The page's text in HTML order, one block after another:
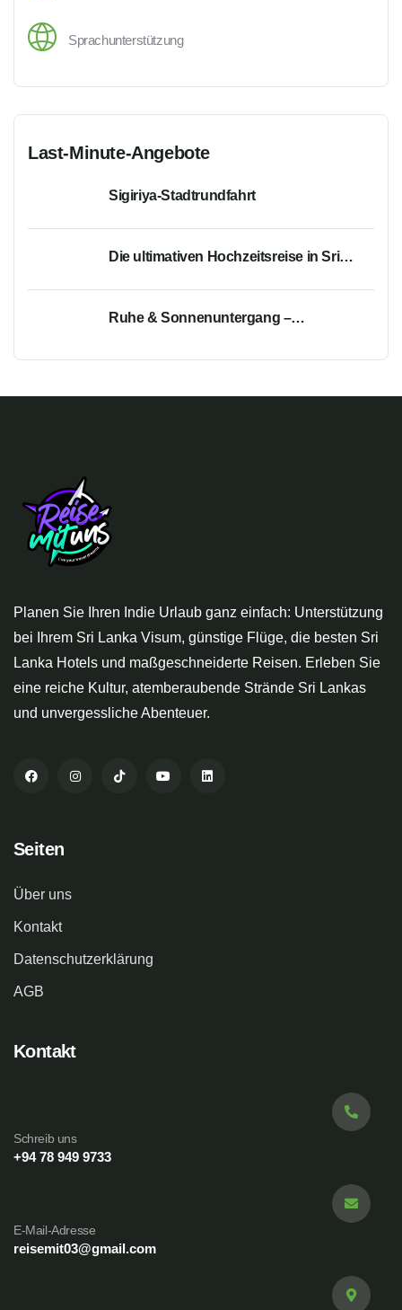
Sprachunterstützung
Last-Minute-Angebote
Sigiriya-Stadtrundfahrt
Die ultimativen Hochzeitsreise in Sri
Ruhe & Sonnenuntergang –
Planen Sie Ihren Indie Urlaub ganz einfach: Unterstützung
bei Ihrem Sri Lanka Visum, günstige Flüge, die besten Sri
Lanka Hotels und maßgeschneiderte Reisen. Erleben Sie
eine reiche Kultur, atemberaubende Strände Sri Lankas
und unvergessliche Abenteuer.
Seiten
Über uns
Kontakt
Datenschutzerklärung
AGB
Kontakt
Schreib uns
+94 78 949 9733
E-Mail-Adresse
reisemit03@gmail.com